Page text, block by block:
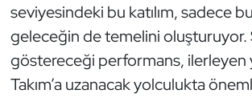
seviyesindeki bu katılım, sadece
geleceğin de temelini oluşturuyor.
göstereceği performans, ilerleyen
Takım’a uzanacak yolculukta
Sualtı Sporları
Tekvando
Tenis